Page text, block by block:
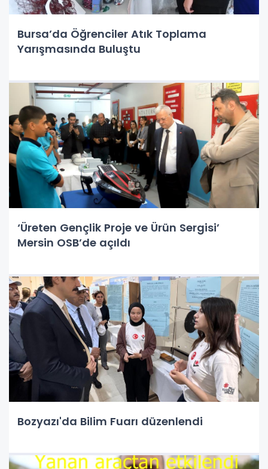
Bursa’da Öğrenciler Atık Toplama
Yarışmasında Buluştu
‘Üreten Gençlik Proje ve Ürün Sergisi’
Mersin OSB’de açıldı
Bozyazı'da Bilim Fuarı düzenlendi